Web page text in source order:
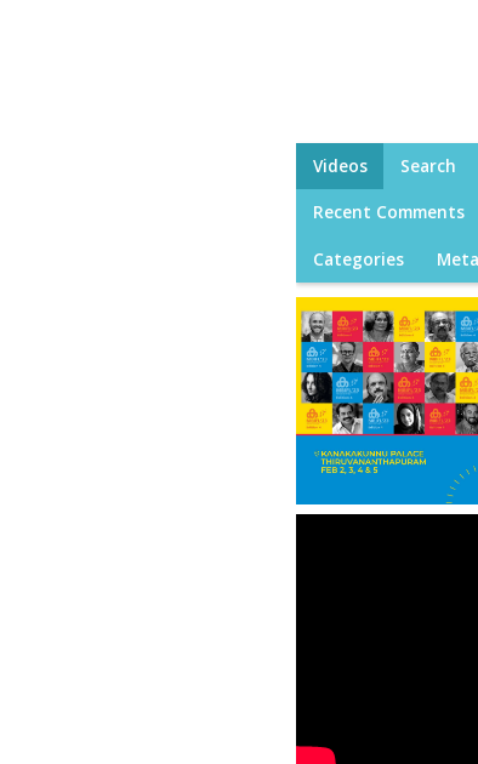
Videos Search
Recent Comments
Categories Meta